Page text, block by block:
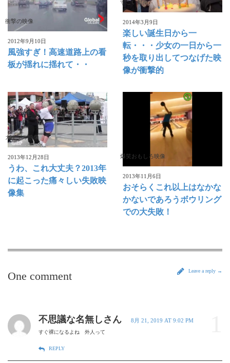
衝撃の映像
2012年9月10日
風強すぎ！高速道路上の看
板が揺れに揺れて・・
すごい動画
2014年3月9日
楽しい誕生日から一
転・・・少女の一日から一
秒を取り出してつなげた映
像が衝撃的
ガクブル映像
2013年12月28日
うわ、これ大丈夫？2013年
に起こった痛々しい失敗映
像集
爆笑おもしろ映像
2013年11月6日
おそらくこれ以上はなかな
かないであろうボウリング
での大失敗！
One comment Leave a reply →
不思議な名無しさん 8月 21, 2019 AT 9:02 PM
すぐ裸になるよね 外人って
REPLY